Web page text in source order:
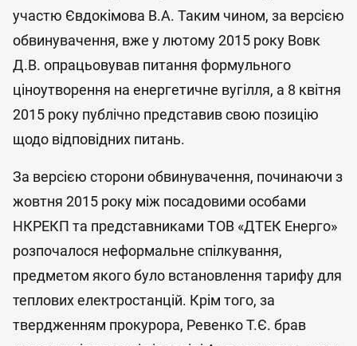
участю Євдокімова В.А. Таким чином, за версією
обвинувачення, вже у лютому 2015 року Вовк
Д.В. опрацьовував питання формульного
ціноутворення на енергетичне вугілля, а 8 квітня
2015 року публічно представив свою позицію
щодо відповідних питань.
За версією сторони обвинувачення, починаючи з
жовтня 2015 року між посадовими особами
НКРЕКП та представниками ТОВ «ДТЕК Енерго»
розпочалося неформальне спілкування,
предметом якого було встановлення тарифу для
теплових електростанцій. Крім того, за
твердженням прокурора, Ревенко Т.Є. брав